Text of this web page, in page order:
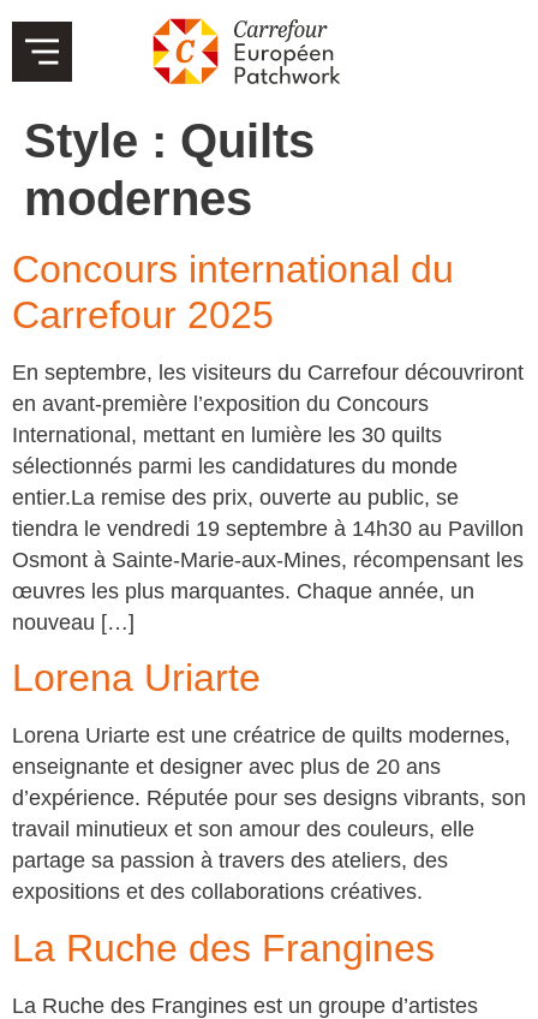
Style : Quilts
modernes
Concours international du
Carrefour 2025
En septembre, les visiteurs du Carrefour découvriront
en avant-première l’exposition du Concours
International, mettant en lumière les 30 quilts
sélectionnés parmi les candidatures du monde
entier.La remise des prix, ouverte au public, se
tiendra le vendredi 19 septembre à 14h30 au Pavillon
Osmont à Sainte-Marie-aux-Mines, récompensant les
œuvres les plus marquantes. Chaque année, un
nouveau […]
Lorena Uriarte
Lorena Uriarte est une créatrice de quilts modernes,
enseignante et designer avec plus de 20 ans
d’expérience. Réputée pour ses designs vibrants, son
travail minutieux et son amour des couleurs, elle
partage sa passion à travers des ateliers, des
expositions et des collaborations créatives.
La Ruche des Frangines
La Ruche des Frangines est un groupe d’artistes